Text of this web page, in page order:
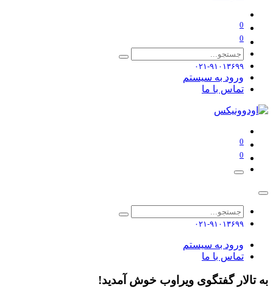
0
0
۰۲۱-۹۱۰۱۳۶۹۹
ورود به سیستم
تماس با ما
0
0
۰۲۱-۹۱۰۱۳۶۹۹
ورود به سیستم
تماس با ما
به تالار گفتگوی ویراوب خوش آمدید!